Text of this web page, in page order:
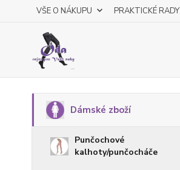
VŠE O NÁKUPU PRAKTICKÉ RADY
Dámské zboží
Punčochové
kalhoty/punčocháče